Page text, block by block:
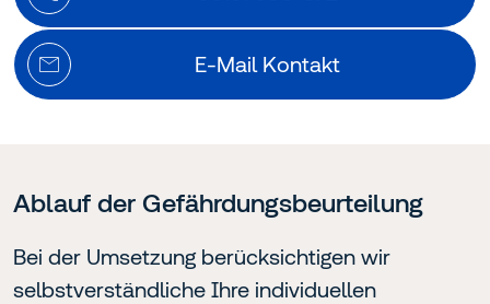
E-Mail Kontakt
Ablauf der Gefährdungsbeurteilung
Bei der Umsetzung berücksichtigen wir
selbstverständliche Ihre individuellen